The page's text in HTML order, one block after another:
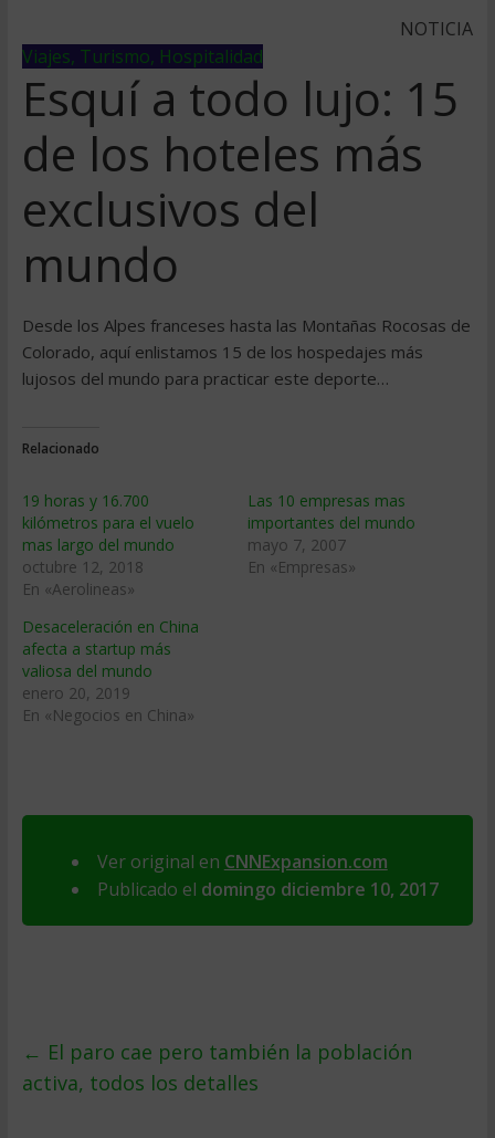
NOTICIA
Viajes, Turismo, Hospitalidad
Esquí a todo lujo: 15
de los hoteles más
exclusivos del
mundo
Desde los Alpes franceses hasta las Montañas Rocosas de
Colorado, aquí enlistamos 15 de los hospedajes más
lujosos del mundo para practicar este deporte…
Relacionado
19 horas y 16.700
kilómetros para el vuelo
mas largo del mundo
octubre 12, 2018
En «Aerolineas»
Las 10 empresas mas
importantes del mundo
mayo 7, 2007
En «Empresas»
Desaceleración en China
afecta a startup más
valiosa del mundo
enero 20, 2019
En «Negocios en China»
Ver original en CNNExpansion.com
Publicado el domingo diciembre 10, 2017
← El paro cae pero también la población
activa, todos los detalles